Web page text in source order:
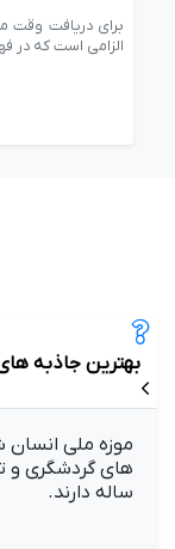
برای دریافت وقت
الزامی است که در
بهترین جاذبه
موزه ملی
های گردشگری و
ساله دارند.